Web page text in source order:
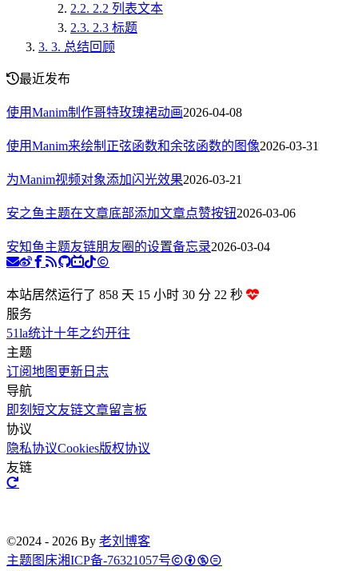
2.2. 2.2 列表文本
2.3. 2.3 标题
3. 3. 总结回顾
最近发布
使用Manim制作哥特玫瑰裙动画2026-04-08
使用Manim来绘制正弦函数和余弦函数的图像2026-03-31
为Manim视频对象添加闪光效果2026-03-21
安之鱼主题在文章底部添加文章点赞按钮2026-03-06
安知鱼主题友链朋友圈的设置备忘录2026-03-04
本站居然运行了 858 天 15 小时 30 分 23 秒
服务
51la统计十年之约开往
主题
订阅地图 更新日志
导航
即刻短文友链文章留言板
协议
隐私协议Cookies版权协议
友链
©2024 - 2026 By 老刘博客
主题 图床湘ICP备-76321057号